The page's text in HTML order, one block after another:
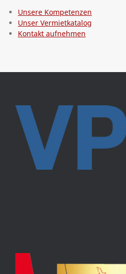
Unsere Kompetenzen
Unser Vermietkatalog
Kontakt aufnehmen